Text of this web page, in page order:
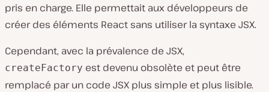
pris en charge. Elle permettait aux développeurs de
créer des éléments React sans utiliser la syntaxe JSX.
Cependant, avec la prévalence de JSX,
createFactory est devenu obsolète et peut être
remplacé par un code JSX plus simple et plus lisible.